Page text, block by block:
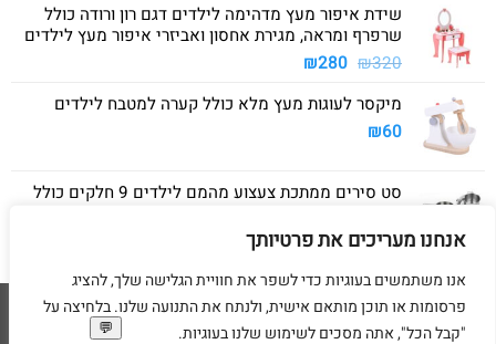
אנחנו מעריכים את פרטיותך
אנו משתמשים בעוגיות כדי לשפר את חוויית הגלישה שלך, להציג
פרסומות או תוכן מותאם אישית, ולנתח את התנועה שלנו. בלחיצה על
"קבל הכל", אתה מסכים לשימוש שלנו בעוגיות.
שידת איפור מעץ מדהימה לילדים דגם רון ורודה כולל
שרפרף ומראה, מגירת אחסון ואביזרי איפור מעץ לילדים
₪320
המחיר
היה:
₪280 המחיר
הוא:
מיקסר לעוגות מעץ מלא כולל קערה למטבח לילדים
₪60
סט סירים ממתכת צעצוע מהמם לילדים 9 חלקים כולל
₪40
Visa
MasterCard
American
Visa